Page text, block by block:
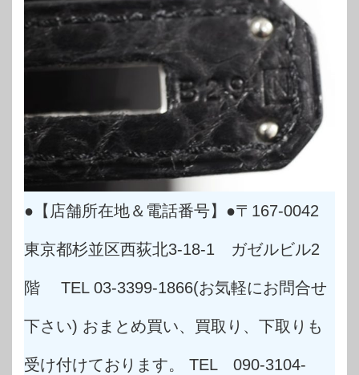
●【店舗所在地＆電話番号】●〒167-0042
東京都杉並区西荻北3-18-1 ガゼルビル2
階 TEL 03-3399-1866(お気軽にお問合せ
下さい) おまとめ買い、買取り、下取りも
受け付けております。 TEL 090-3104-